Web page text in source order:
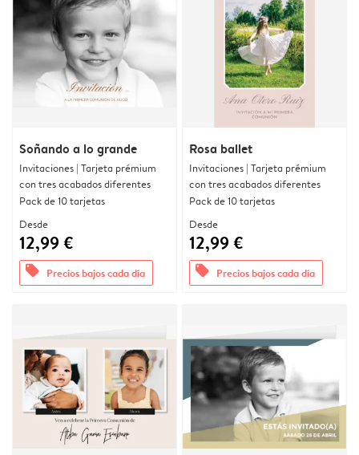
Soñando a lo grande
Invitaciones | Tarjeta prémium
con tres acabados diferentes
Pack de 10 tarjetas
Desde
12,99 €
offers Precios bajos cada día
Rosa ballet
Invitaciones | Tarjeta prémium
con tres acabados diferentes
Pack de 10 tarjetas
Desde
12,99 €
offers Precios bajos cada día